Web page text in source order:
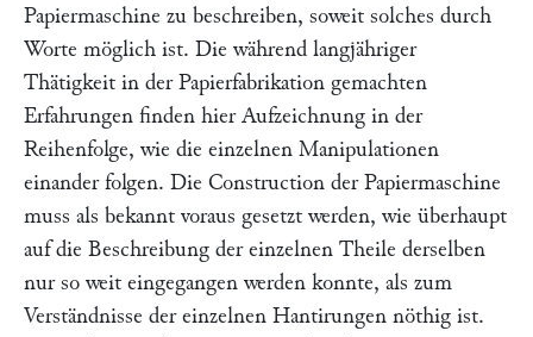
Papiermaschine zu beschreiben, soweit solches durch
Worte möglich ist. Die während langjähriger
Thätigkeit in der Papierfabrikation gemachten
Erfahrungen finden hier Aufzeichnung in der
Reihenfolge, wie die einzelnen Manipulationen
einander folgen. Die Construction der Papiermaschine
muss als bekannt voraus gesetzt werden, wie überhaupt
auf die Beschreibung der einzelnen Theile derselben
nur so weit eingegangen werden konnte, als zum
Verständnisse der einzelnen Hantirungen nöthig ist.